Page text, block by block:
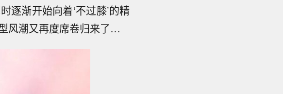
逐渐开始向着‘不过膝’的精
风潮又再度席卷归来了…